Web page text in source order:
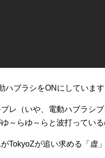
ハブラシをONにしています
レ（いや、電動ハブラシ
～らゆ～らと波打ってい
TokyoZが追い求める「虚